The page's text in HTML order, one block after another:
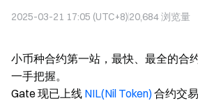
2025-03-21 17:05 (UTC+8)20,684浏览量
小币种合约第一站，最快、最全的合
一手把握。
Gate 现已上线 NIL(Nil Token)合约交